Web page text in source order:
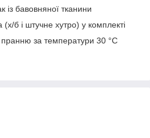
із бавовняної тканини
б і штучне хутро) у комплекті
за температури 30 °C